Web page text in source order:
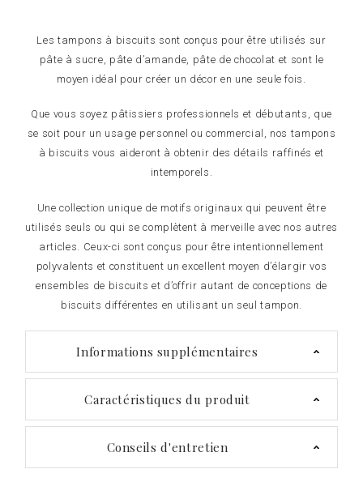
Les tampons à biscuits sont conçus pour être utilisés sur
pâte à sucre, pâte d’amande, pâte de chocolat et sont le
moyen idéal pour créer un décor en une seule fois.
Que vous soyez pâtissiers professionnels et débutants, que
se soit pour un usage personnel ou commercial, nos tampons
à biscuits vous aideront à obtenir des détails raffinés et
intemporels.
Une collection unique de motifs originaux qui peuvent être
utilisés seuls ou qui se complètent à merveille avec nos autres
articles. Ceux-ci sont conçus pour être intentionnellement
polyvalents et constituent un excellent moyen d’élargir vos
ensembles de biscuits et d’offrir autant de conceptions de
biscuits différentes en utilisant un seul tampon.
Informations supplémentaires
Caractéristiques du produit
Conseils d'entretien